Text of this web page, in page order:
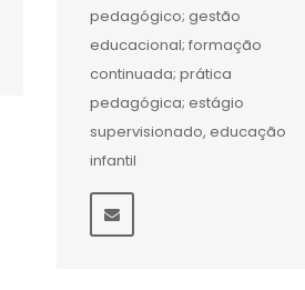
pedagógico; gestão
educacional; formação
continuada; prática
pedagógica; estágio
supervisionado, educação
infantil